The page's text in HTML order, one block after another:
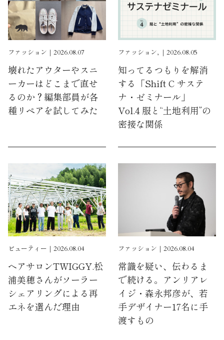
ファッション｜2026.08.07
壊れたアウターやスニ
ーカーはどこまで直せ
るのか？編集部員が各
種リペアを試してみた
ファッション, ｜2026.08.05
知ってるつもりを解消
する「Shift C サステ
ナ・ゼミナール」
Vol.4 服と“土地利用”の
密接な関係
ビューティー｜2026.08.04
ヘアサロンTWIGGY.松
浦美穂さんがソーラー
シェアリングによる再
エネを選んだ理由
ファッション｜2026.08.04
常識を疑い、伝わるま
で続ける。アンリアレ
イジ・森永邦彦が、若
手デザイナー17名に手
渡すもの